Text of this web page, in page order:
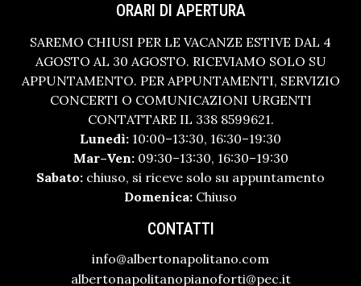
ORARI DI APERTURA
SAREMO CHIUSI PER LE VACANZE ESTIVE DAL 4
AGOSTO AL 30 AGOSTO. RICEVIAMO SOLO SU
APPUNTAMENTO. PER APPUNTAMENTI, SERVIZIO
CONCERTI O COMUNICAZIONI URGENTI
CONTATTARE IL 338 8599621.
Lunedì: 10:00–13:30, 16:30–19:30
Mar–Ven:09:30–13:30, 16:30–19:30
Sabato: chiuso, si riceve solo su appuntamento
Domenica: Chiuso
CONTATTI
info@albertonapolitano.com
albertonapolitanopianoforti@pec.it